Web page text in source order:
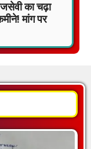
का चढ़ा
मांग पर